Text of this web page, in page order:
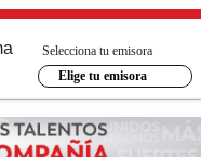
Selecciona tu emisora
Elige tu emisora